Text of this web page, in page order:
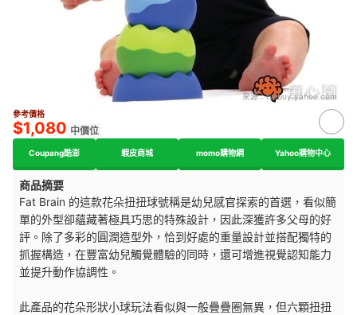
來源：tw.buy.yahoo.com
參考價格
$1,080 中價位
Coupang酷澎 蝦皮商城 momo購物網 Yahoo購物中心
商品摘要
Fat Brain 的這款花朵扭扭球號稱是幼兒感官探索的首選，看似簡
單的外型卻蘊藏著極具巧思的特殊設計，因此深獲許多父母的好
評。除了多彩的圓潤造型外，恰到好處的重量設計並搭配獨特的
抓握構造，在豐富幼兒觸覺體驗的同時，還可增進視覺認知能力
並提升動作協調性。
此產品的花朵形狀小球玩法看似與一般疊疊圈無異，但六顆扭扭